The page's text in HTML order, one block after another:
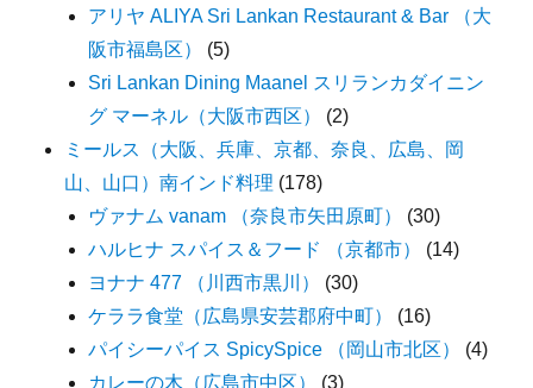
アリヤ ALIYA Sri Lankan Restaurant & Bar （大
阪市福島区）
(5)
Sri Lankan Dining Maanel スリランカダイニン
グ マーネル（大阪市西区）
(2)
ミールス（大阪、兵庫、京都、奈良、広島、岡
山、山口）南インド料理 (178)
ヴァナム vanam （奈良市矢田原町）
(30)
ハルヒナ スパイス＆フード （京都市）
(14)
ヨナナ 477 （川西市黒川）
(30)
ケララ食堂（広島県安芸郡府中町）
(16)
パイシーパイス SpicySpice （岡山市北区）
(4)
カレーの木（広島市中区）
(3)